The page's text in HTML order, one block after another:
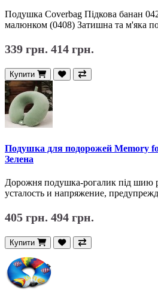
Подушка Coverbag Підкова банан
малюнком (0408) Затишна та м'яка
339 грн. 414 грн.
Купити
Подушка для подорожей Memory
Зелена
Дорожня подушка-рогалик під шию
усталость и напряжение,
405 грн. 494 грн.
Купити